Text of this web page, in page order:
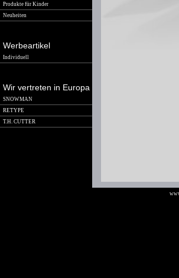
Produkte für Kinder
Neuheiten
Werbeartikel
Individuell
Wir vertreten in Europa
SNOWMAN
RETYPE
T.H. CUTTER